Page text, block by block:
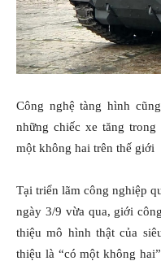
Công nghệ tàng hình
những chiếc xe tăng
một không hai trên thế giới
Tại triển lãm công nghiệp
ngày 3/9 vừa qua, giới
thiệu mô hình thật của
thiệu là “có một không